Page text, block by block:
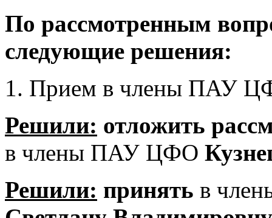
По рассмотренным
следующие решения:
1. Прием в члены ПАУ
Решили: отложить
в члены ПАУ ЦФО
Решили: принять в